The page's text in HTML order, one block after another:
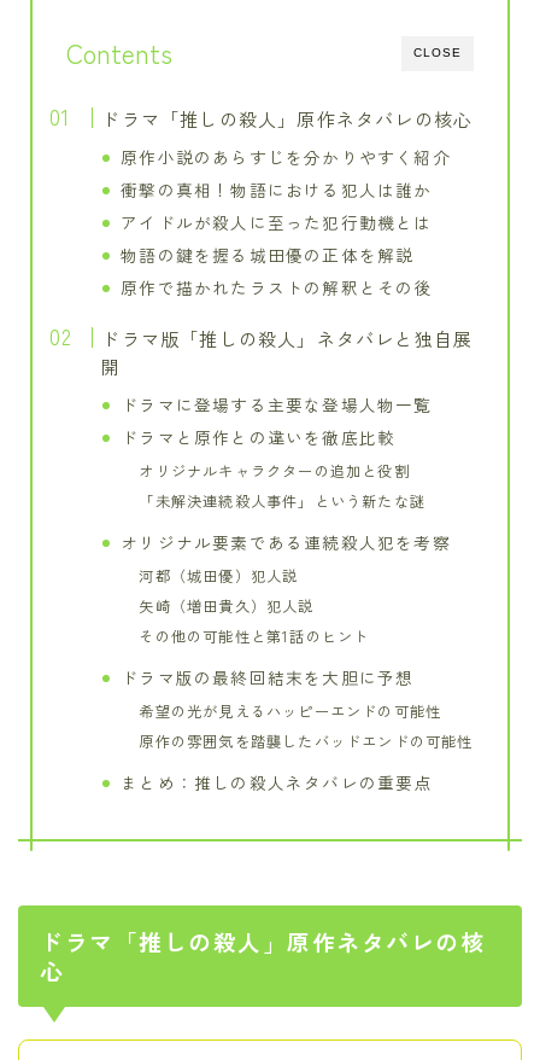
CLOSE
Contents
ドラマ「推しの殺人」原作ネタバレの核心
原作小説のあらすじを分かりやすく紹介
衝撃の真相！物語における犯人は誰か
アイドルが殺人に至った犯行動機とは
物語の鍵を握る城田優の正体を解説
原作で描かれたラストの解釈とその後
ドラマ版「推しの殺人」ネタバレと独自展
開
ドラマに登場する主要な登場人物一覧
ドラマと原作との違いを徹底比較
オリジナルキャラクターの追加と役割
「未解決連続殺人事件」という新たな謎
オリジナル要素である連続殺人犯を考察
河都（城田優）犯人説
矢崎（増田貴久）犯人説
その他の可能性と第1話のヒント
ドラマ版の最終回結末を大胆に予想
希望の光が見えるハッピーエンドの可能性
原作の雰囲気を踏襲したバッドエンドの可能性
まとめ：推しの殺人ネタバレの重要点
ドラマ「推しの殺人」原作ネタバレの核
心